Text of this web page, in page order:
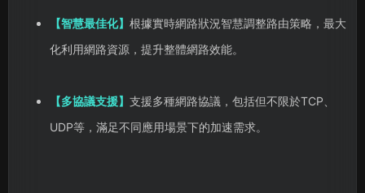
【智慧最佳化】 根據實時網路狀況智慧調整路由策略，最大
化利用網路資源，提升整體網路效能。
【多協議支援】 支援多種網路協議，包括但不限於TCP、
UDP等，滿足不同應用場景下的加速需求。